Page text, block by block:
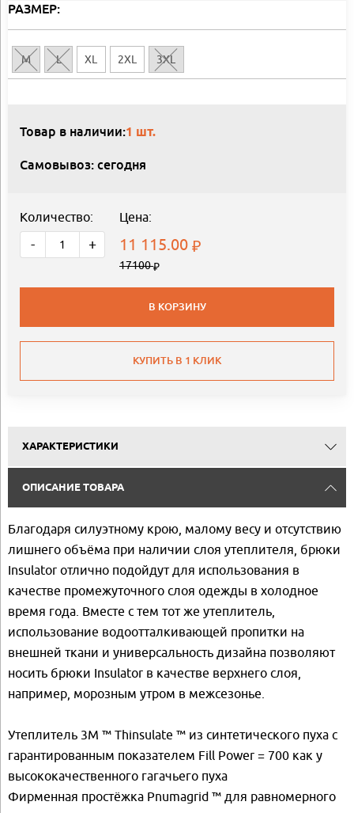
РАЗМЕР:
M L XL 2XL 3XL
Товар в наличии:1 шт.
Самовывоз: сегодня
Количество:
- +
Цена:
11 115.00
17100
В КОРЗИНУ
КУПИТЬ В 1 КЛИК
ХАРАКТЕРИСТИКИ
ОПИСАНИЕ ТОВАРА
Благодаря силуэтному крою, малому весу и отсутствию
лишнего объёма при наличии слоя утеплителя, брюки
Insulator отлично подойдут для использования в
качестве промежуточного слоя одежды в холодное
время года. Вместе с тем тот же утеплитель,
использование водоотталкивающей пропитки на
внешней ткани и универсальность дизайна позволяют
носить брюки Insulator в качестве верхнего слоя,
например, морозным утром в межсезонье.
Утеплитель 3M ™ Thinsulate ™ из синтетического пуха с
гарантированным показателем Fill Power = 700 как у
высококачественного гагачьего пуха
Фирменная простёжка Pnumagrid ™ для равномерного